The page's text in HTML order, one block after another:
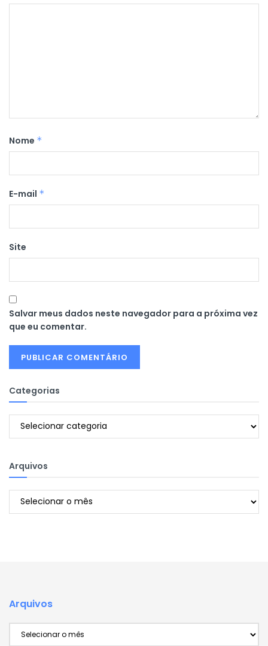
Nome *
E-mail *
Site
Salvar meus dados neste navegador para a próxima vez
que eu comentar.
Categorias
Categorias
Arquivos
Arquivos
Arquivos